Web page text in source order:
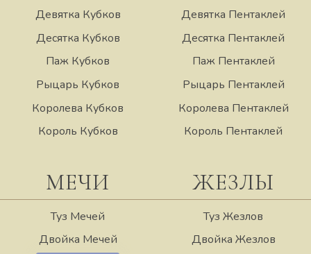
Девятка Кубков
Десятка Кубков
Паж Кубков
Рыцарь Кубков
Королева Кубков
Король Кубков
Девятка Пентаклей
Десятка Пентаклей
Паж Пентаклей
Рыцарь Пентаклей
Королева Пентаклей
Король Пентаклей
МЕЧИ
Туз Мечей
Двойка Мечей
ЖЕЗЛЫ
Туз Жезлов
Двойка Жезлов